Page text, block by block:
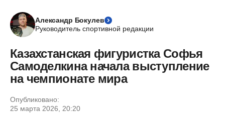
Александр Бокулев
Руководитель спортивной редакции
Казахстанская фигуристка Софья
Самоделкина начала выступление
на чемпионате мира
Опубликовано:
25 марта 2026, 20:20